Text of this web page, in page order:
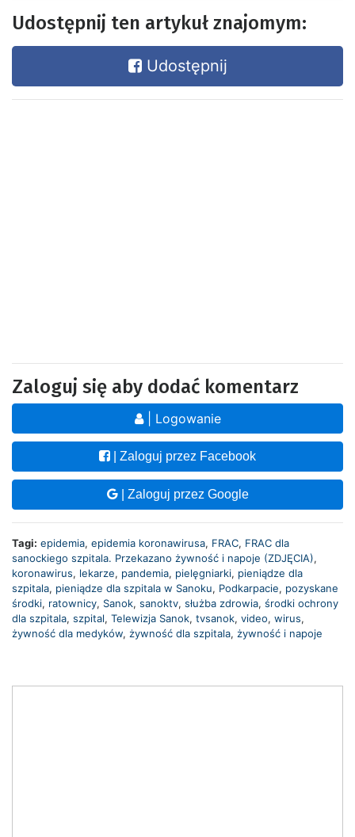
Udostępnij ten artykuł znajomym:
Udostępnij
Zaloguj się aby dodać komentarz
| Logowanie
| Zaloguj przez Facebook
| Zaloguj przez Google
Tagi: epidemia, epidemia koronawirusa, FRAC, FRAC dla
sanockiego szpitala. Przekazano żywność i napoje (ZDJĘCIA),
koronawirus, lekarze, pandemia, pielęgniarki, pieniądze dla
szpitala, pieniądze dla szpitala w Sanoku, Podkarpacie, pozyskane
środki, ratownicy, Sanok, sanoktv, służba zdrowia, środki ochrony
dla szpitala, szpital, Telewizja Sanok, tvsanok, video, wirus,
żywność dla medyków, żywność dla szpitala, żywność i napoje